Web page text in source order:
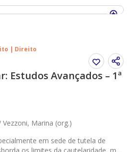
| Direito
Estudos Avançados – 1ª
Marina (org.)
em sede de tutela de